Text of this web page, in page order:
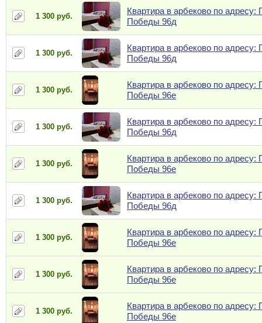
1 300 руб.
Квартира в арбеково по адресу:
Победы 96д
1 300 руб.
Квартира в арбеково по адресу:
Победы 96д
1 300 руб.
Квартира в арбеково по адресу:
Победы 96е
1 300 руб.
Квартира в арбеково по адресу:
Победы 96д
1 300 руб.
Квартира в арбеково по адресу:
Победы 96е
1 300 руб.
Квартира в арбеково по адресу:
Победы 96д
1 300 руб.
Квартира в арбеково по адресу:
Победы 96е
1 300 руб.
Квартира в арбеково по адресу:
Победы 96е
1 300 руб.
Квартира в арбеково по адресу:
Победы 96е